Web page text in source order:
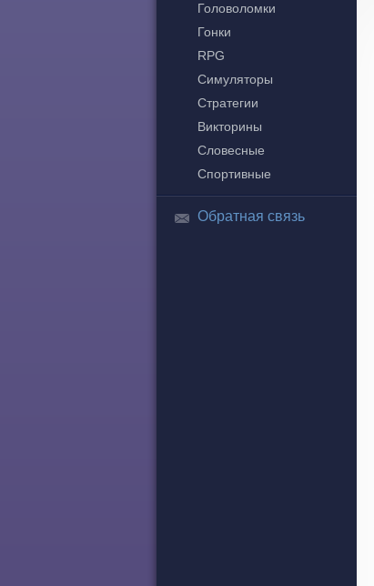
Головоломки
Гонки
RPG
Симуляторы
Стратегии
Викторины
Словесные
Спортивные
Обратная связь